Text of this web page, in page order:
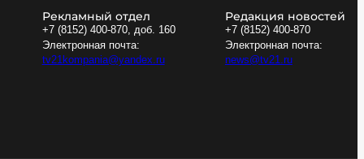
Рекламный отдел
+7 (8152) 400-870, доб. 160
Электронная почта:
tv21kompania@yandex.ru
Редакция новостей
+7 (8152) 400-870
Электронная почта:
news@tv21.ru